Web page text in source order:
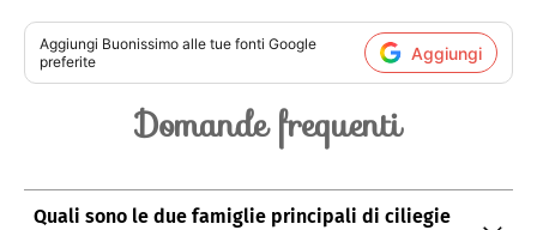
Aggiungi Buonissimo alle tue fonti Google
preferite
Aggiungi
Domande frequenti
Quali sono le due famiglie principali di ciliegie